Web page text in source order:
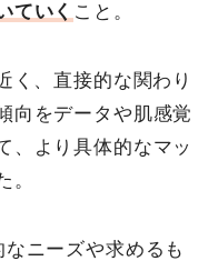
ていく こと。
く、直接的な関わり
向をデータや肌感覚
、より具体的なマッ
。
ニーズや求めるも